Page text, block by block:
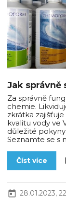
Jak správně
Za správně
chemie.
zkrátka
kvalitu vody ve
důležité
Seznamte se s
Číst více
today 28.01.2023,